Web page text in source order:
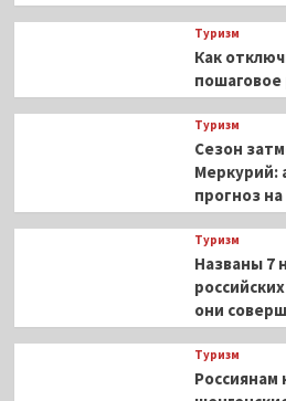
Туризм
Как
пошаговое
Туризм
Сезон
Меркурий:
прогноз
Туризм
Названы 7
они
Туризм
Россиянам